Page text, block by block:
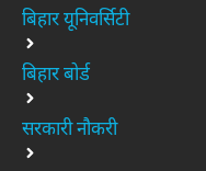
बिहार यूनिवर्सिटी
बिहार बोर्ड
सरकारी नौकरी